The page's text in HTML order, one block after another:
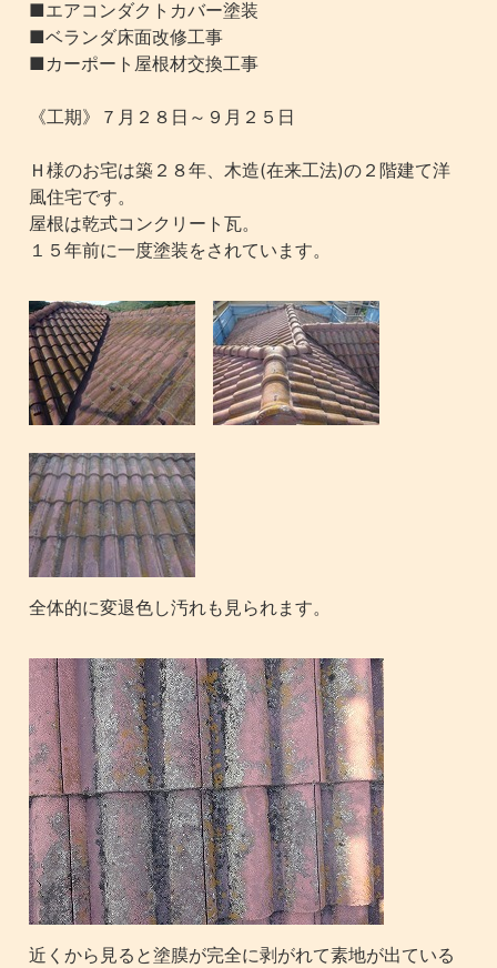
■エアコンダクトカバー塗装
■ベランダ床面改修工事
■カーポート屋根材交換工事
《工期》７月２８日～９月２５日
Ｈ様のお宅は築２８年、木造(在来工法)の２階建て洋
風住宅です。
屋根は乾式コンクリート瓦。
１５年前に一度塗装をされています。
全体的に変退色し汚れも見られます。
近くから見ると塗膜が完全に剥がれて素地が出ている